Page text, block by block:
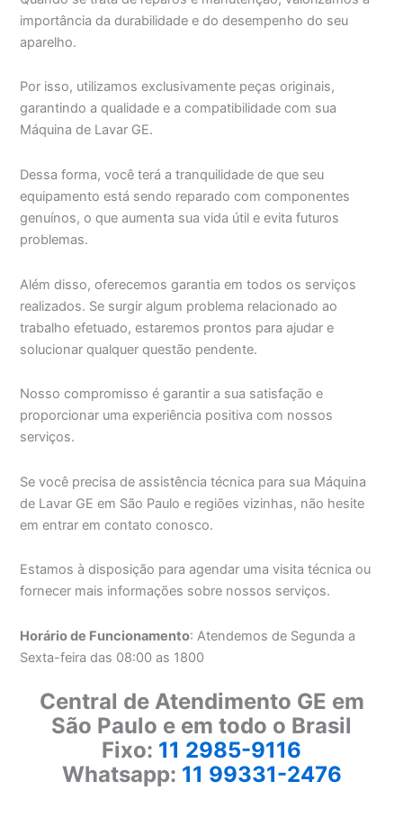
importância da durabilidade e do desempenho do seu
aparelho.
Por isso, utilizamos exclusivamente peças originais,
garantindo a qualidade e a compatibilidade com sua
Máquina de Lavar GE.
Dessa forma, você terá a tranquilidade de que seu
equipamento está sendo reparado com componentes
genuínos, o que aumenta sua vida útil e evita futuros
problemas.
Além disso, oferecemos garantia em todos os serviços
realizados. Se surgir algum problema relacionado ao
trabalho efetuado, estaremos prontos para ajudar e
solucionar qualquer questão pendente.
Nosso compromisso é garantir a sua satisfação e
proporcionar uma experiência positiva com nossos
serviços.
Se você precisa de assistência técnica para sua Máquina
de Lavar GE em São Paulo e regiões vizinhas, não hesite
em entrar em contato conosco.
Estamos à disposição para agendar uma visita técnica ou
fornecer mais informações sobre nossos serviços.
Horário de Funcionamento: Atendemos de Segunda a
Sexta-feira das 08:00 as 1800
Central de Atendimento GE em
São Paulo e em todo o Brasil
Fixo: 11 2985-9116
Whatsapp: 11 99331-2476